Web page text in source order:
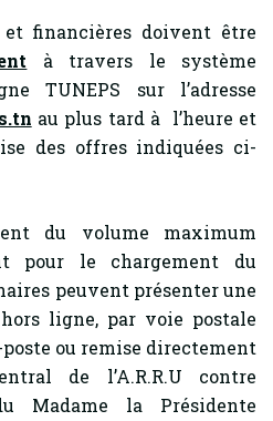
financières doivent être
à travers le système
TUNEPS sur l’adresse
au plus tard à l’heure et
des offres indiquées ci-
du volume maximum
pour le chargement du
peuvent présenter une
ligne, par voie postale
ou remise directement
de l’A.R.R.U contre
Madame la Présidente